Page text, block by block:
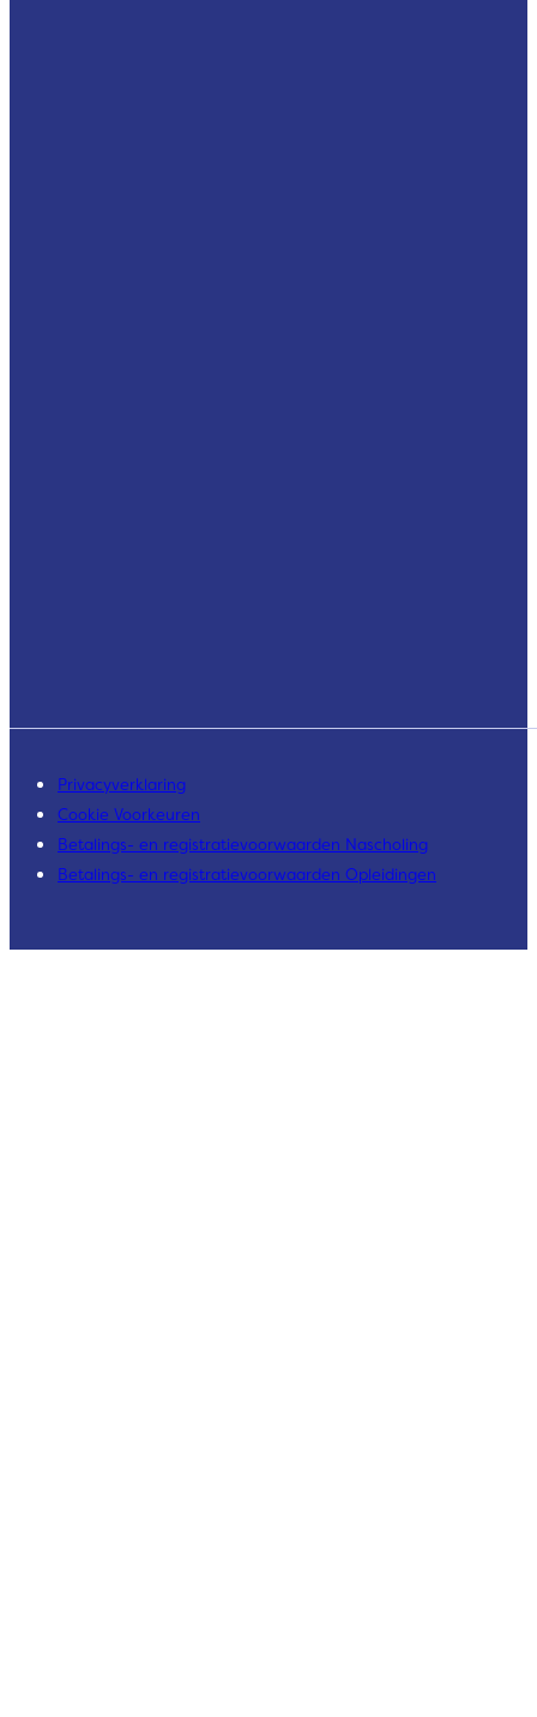
Privacyverklaring
Cookie Voorkeuren
Betalings- en registratievoorwaarden Nascholing
Betalings- en registratievoorwaarden Opleidingen